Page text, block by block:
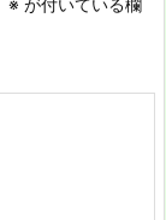
※ が付いている欄